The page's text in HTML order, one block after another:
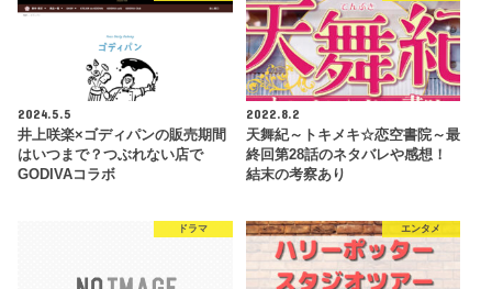
2024.5.5
井上咲楽×ゴディパンの販売期間
はいつまで？つぶれない店で
GODIVAコラボ
2022.8.2
天舞紀～トキメキ☆恋空書院～最
終回第28話のネタバレや感想！
結末の考察あり
ドラマ エンタメ